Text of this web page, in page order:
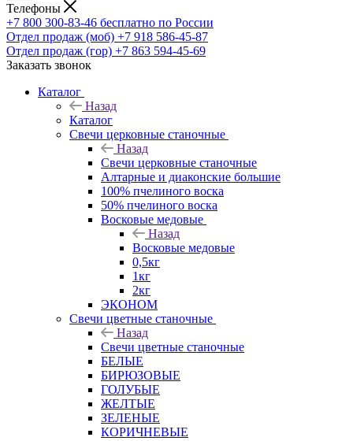
Телефоны
+7 800 300-83-46 бесплатно по России
Отдел продаж (моб) +7 918 586-45-87
Отдел продаж (гор) +7 863 594-45-69
Заказать звонок
Каталог
Назад
Каталог
Свечи церковные станочные
Назад
Свечи церковные станочные
Алтарные и диаконские большие
100% пчелиного воска
50% пчелиного воска
Восковые медовые
Назад
Восковые медовые
0,5кг
1кг
2кг
ЭКОНОМ
Свечи цветные станочные
Назад
Свечи цветные станочные
БЕЛЫЕ
БИРЮЗОВЫЕ
ГОЛУБЫЕ
ЖЕЛТЫЕ
ЗЕЛЕНЫЕ
КОРИЧНЕВЫЕ